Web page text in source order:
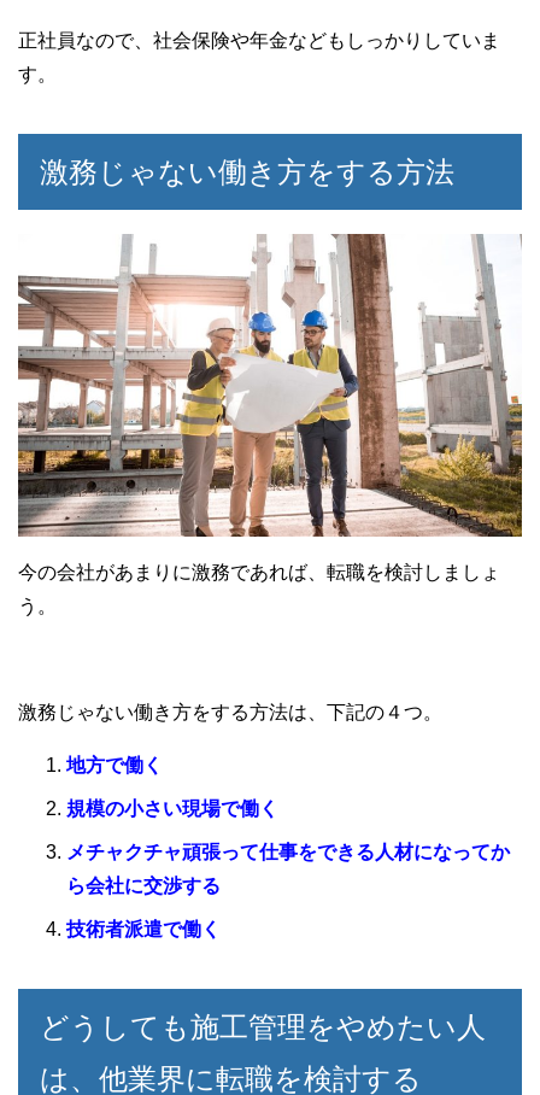
正社員なので、社会保険や年金などもしっかりしていま
す。
激務じゃない働き方をする方法
今の会社があまりに激務であれば、転職を検討しましょ
う。
激務じゃない働き方をする方法は、下記の４つ。
地方で働く
規模の小さい現場で働く
メチャクチャ頑張って仕事をできる人材になってか
ら会社に交渉する
技術者派遣で働く
どうしても施工管理をやめたい人
は、他業界に転職を検討する